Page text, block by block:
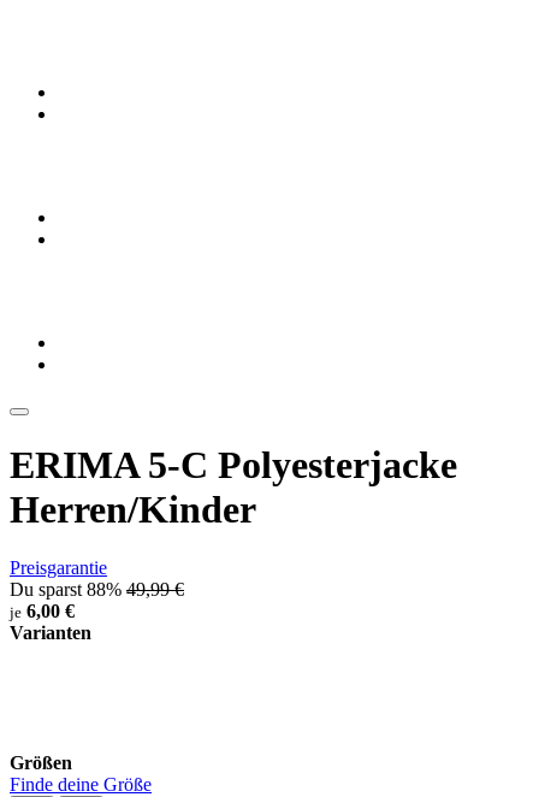
ERIMA 5-C Polyesterjacke
Herren/Kinder
Preisgarantie
Du sparst 88% 49,99 €
je 6,00 €
Varianten
Größen
Finde deine Größe